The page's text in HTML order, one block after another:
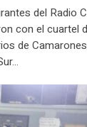
del Radio
con el cuartel
de